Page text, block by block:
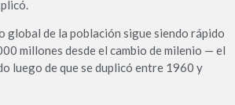
global de la población sigue siendo rápido
millones desde el cambio de milenio — el
luego de que se duplicó entre 1960 y